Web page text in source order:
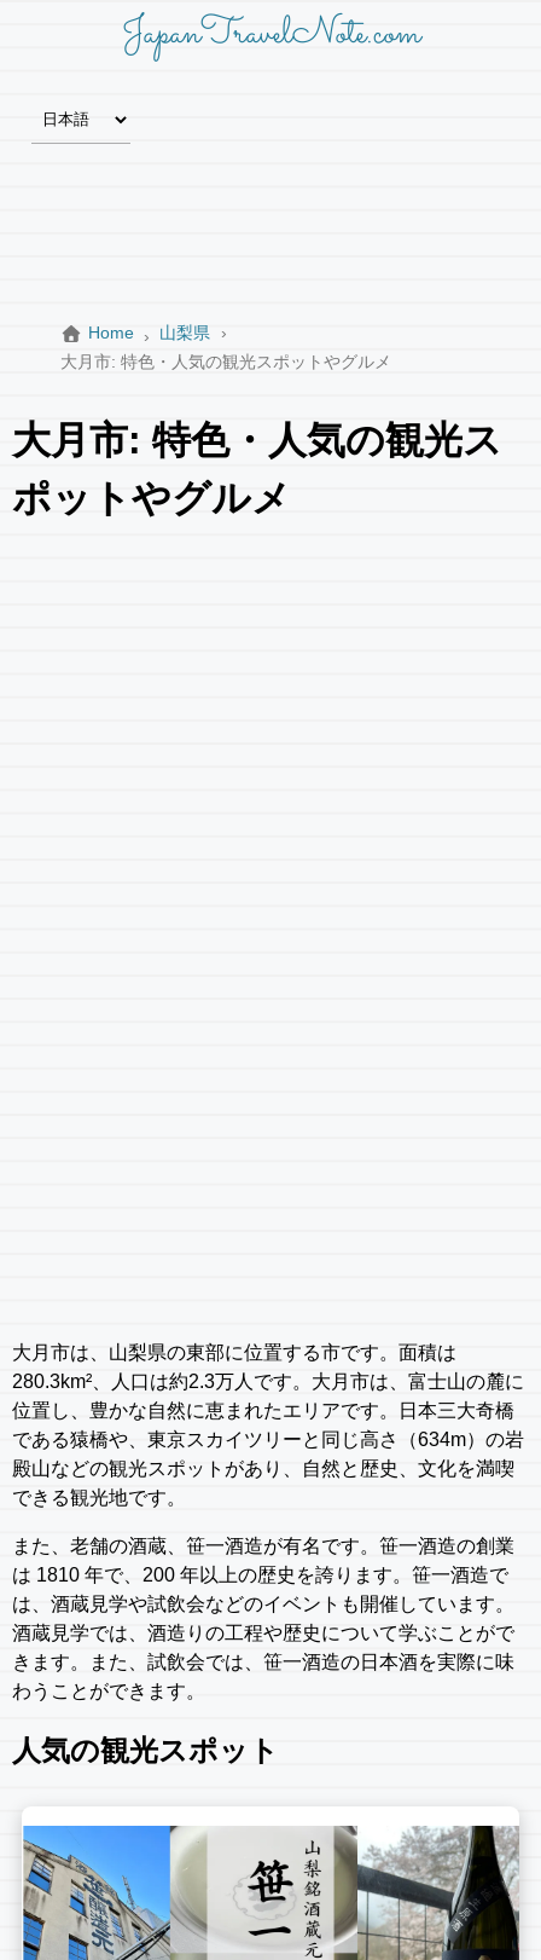
JapanTravelNote.com
Home
山梨県
大月市: 特色・人気の観光スポットやグルメ
大月市: 特色・人気の観光ス
ポットやグルメ
大月市は、山梨県の東部に位置する市です。面積は
280.3km²、人口は約2.3万人です。大月市は、富士山の麓に
位置し、豊かな自然に恵まれたエリアです。日本三大奇橋
である猿橋や、東京スカイツリーと同じ高さ（634m）の岩
殿山などの観光スポットがあり、自然と歴史、文化を満喫
できる観光地です。
また、老舗の酒蔵、笹一酒造が有名です。笹一酒造の創業
は 1810 年で、200 年以上の歴史を誇ります。笹一酒造で
は、酒蔵見学や試飲会などのイベントも開催しています。
酒蔵見学では、酒造りの工程や歴史について学ぶことがで
きます。また、試飲会では、笹一酒造の日本酒を実際に味
わうことができます。
人気の観光スポット